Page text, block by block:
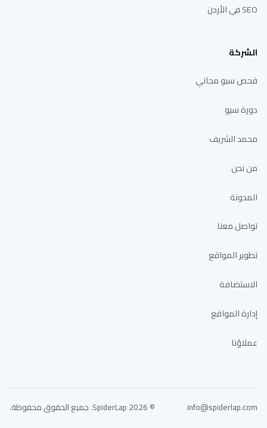
SEO في الأردن
الشركة
فحص سيو مجاني
دورة سيو
محمد الشريف
من نحن
المدونة
تواصل معنا
تطوير المواقع
الاستضافة
إدارة المواقع
عملاؤنا
© 2026 SpiderLap. جميع الحقوق محفوظة. info@spiderlap.com